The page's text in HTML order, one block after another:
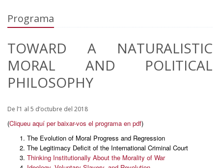
Programa
TOWARD A NATURALISTIC
MORAL AND POLITICAL
PHILOSOPHY
De l’1 al 5 d’octubre del 2018
(Cliqueu aquí per baixar-vos el programa en pdf)
The Evolution of Moral Progress and Regression
The Legitimacy Deficit of the International Criminal Court
Thinking Institutionally About the Morality of War